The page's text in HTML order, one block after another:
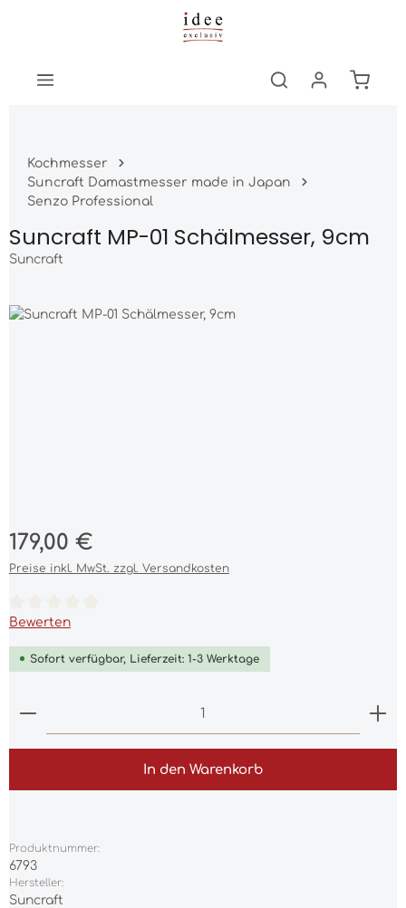
Zum Hauptinhalt springen
Kochmesser
Suncraft Damastmesser made in Japan
Senzo Professional
Suncraft MP-01 Schälmesser, 9cm
Suncraft
Bildergalerie überspringen
Regulärer Preis:
179,00 €
Preise inkl. MwSt. zzgl. Versandkosten
Durchschnittliche Bewertung von 0 von 5 Sternen
Bewerten
Sofort verfügbar, Lieferzeit: 1-3 Werktage
Produkt Anzahl: Gib den gewünschten Wert
In den Warenkorb
Produktnummer:
6793
Hersteller:
Suncraft